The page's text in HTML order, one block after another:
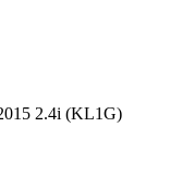
2.4i (KL1G)